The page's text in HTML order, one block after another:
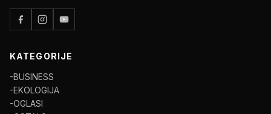
KATEGORIJE
-BUSINESS
-EKOLOGIJA
-OGLASI